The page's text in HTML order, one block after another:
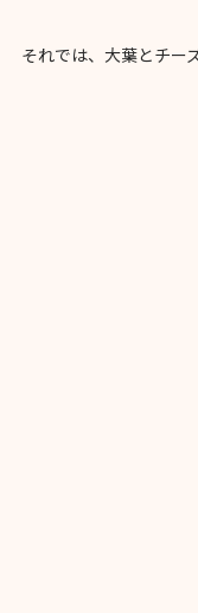
それでは、大葉とチー